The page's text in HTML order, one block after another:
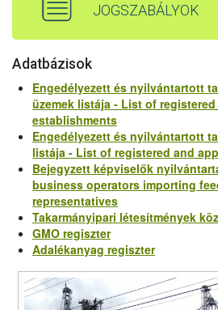
JOGSZABÁLYOK
Adatbázisok
Engedélyezett és nyilvántartott
üzemek listája - List of
establishments
Engedélyezett és nyilvántartott
listája - List of registered and
Bejegyzett képviselők
business operators importing
representatives
Takarmányipari létesítmények
GMO regiszter
Adalékanyag regiszter